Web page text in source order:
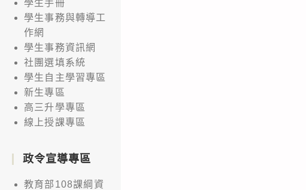
學生手冊
學生事務與轉導工
作網
學生事務資訊網
社團選填系統
學生自主學習專區
新生專區
高三升學專區
線上授課專區
政令宣導專區
教育部108課綱資